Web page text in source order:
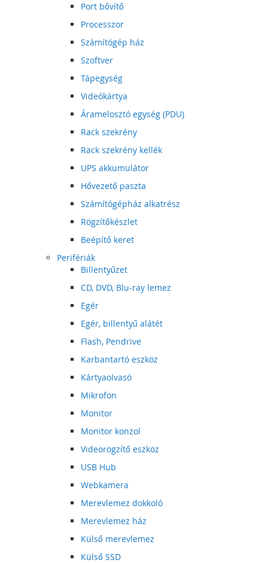
Port bővítő
Processzor
Számítógép ház
Szoftver
Tápegység
Videókártya
Áramelosztó egység (PDU)
Rack szekrény
Rack szekrény kellék
UPS akkumulátor
Hővezető paszta
Számítógépház alkatrész
Rögzítőkészlet
Beépítő keret
Perifériák
Billentyűzet
CD, DVD, Blu-ray lemez
Egér
Egér, billentyű alátét
Flash, Pendrive
Karbantartó eszköz
Kártyaolvasó
Mikrofon
Monitor
Monitor konzol
Videorögzítő eszköz
USB Hub
Webkamera
Merevlemez dokkoló
Merevlemez ház
Külső merevlemez
Külső SSD